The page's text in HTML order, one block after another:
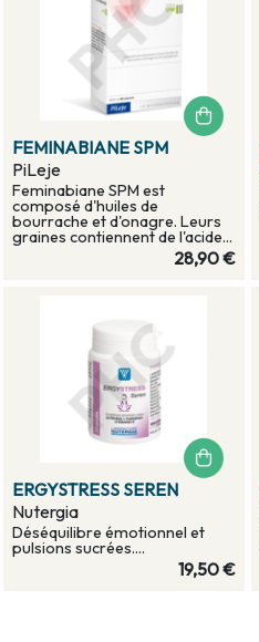
FEMINABIANE SPM
PiLeje
Feminabiane SPM est
composé d'huiles de
bourrache et d'onagre. Leurs
graines contiennent de l'acide...
28,90 €
ERGYSTRESS SEREN
Nutergia
Déséquilibre émotionnel et
pulsions sucrées....
19,50 €